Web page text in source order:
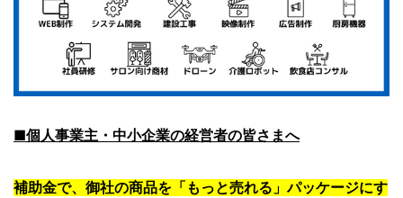
■個人事業主・中小企業の経営者の皆さまへ
補助金で、御社の商品を「もっと売れる」パッケージにす